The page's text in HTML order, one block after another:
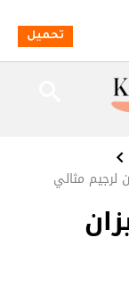
لرجيم مثالي
تحميل